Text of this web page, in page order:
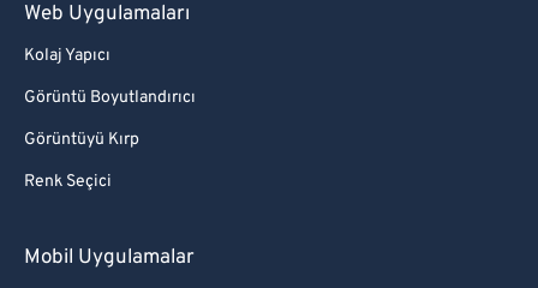
Web Uygulamaları
Kolaj Yapıcı
Görüntü Boyutlandırıcı
Görüntüyü Kırp
Renk Seçici
Mobil Uygulamalar